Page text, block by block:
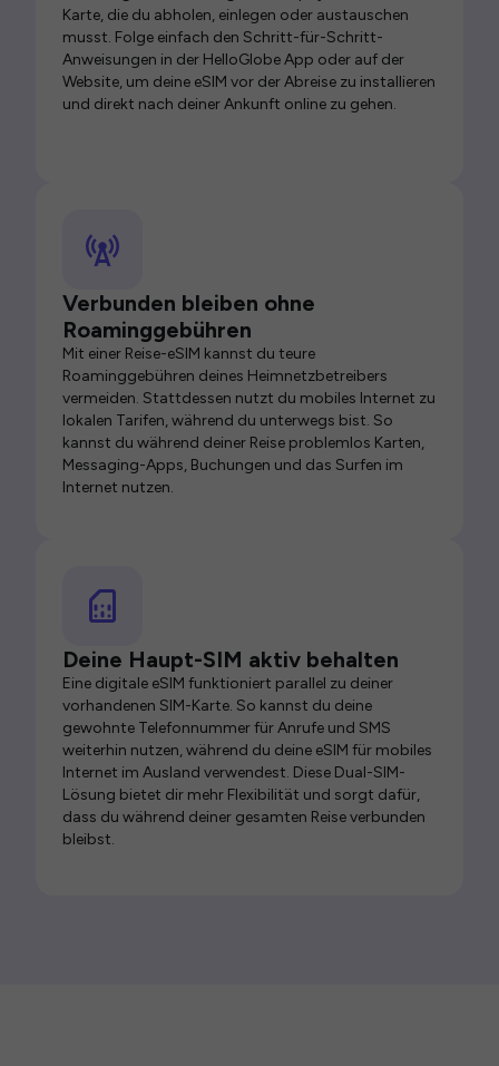
Karte, die du abholen, einlegen oder austauschen
musst. Folge einfach den Schritt-für-Schritt-
Anweisungen in der HelloGlobe App oder auf der
Website, um deine eSIM vor der Abreise zu installieren
und direkt nach deiner Ankunft online zu gehen.
Verbunden bleiben ohne
Roaminggebühren
Mit einer Reise-eSIM kannst du teure
Roaminggebühren deines Heimnetzbetreibers
vermeiden. Stattdessen nutzt du mobiles Internet zu
lokalen Tarifen, während du unterwegs bist. So
kannst du während deiner Reise problemlos Karten,
Messaging-Apps, Buchungen und das Surfen im
Internet nutzen.
Deine Haupt-SIM aktiv behalten
Eine digitale eSIM funktioniert parallel zu deiner
vorhandenen SIM-Karte. So kannst du deine
gewohnte Telefonnummer für Anrufe und SMS
weiterhin nutzen, während du deine eSIM für mobiles
Internet im Ausland verwendest. Diese Dual-SIM-
Lösung bietet dir mehr Flexibilität und sorgt dafür,
dass du während deiner gesamten Reise verbunden
bleibst.